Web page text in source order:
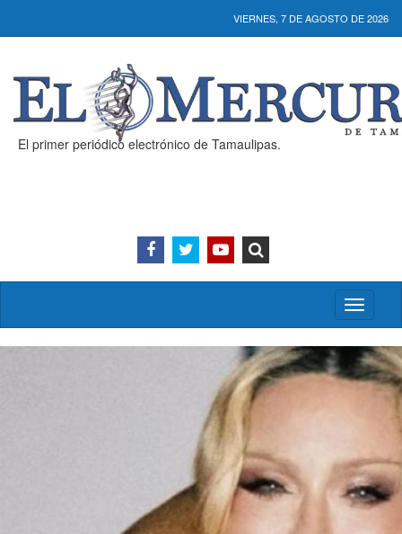
VIERNES, 7 DE AGOSTO DE 2026
El primer periódico electrónico de Tamaulipas.
Activar/
menú